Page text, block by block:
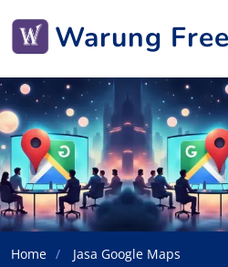
Warung
Home Jasa Google Maps